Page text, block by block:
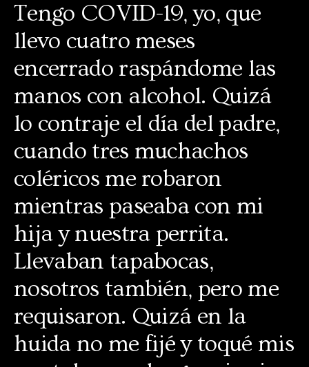
Tengo COVID-19, yo, que
llevo cuatro meses
encerrado raspándome las
manos con alcohol. Quizá
lo contraje el día del padre,
cuando tres muchachos
coléricos me robaron
mientras paseaba con mi
hija y nuestra perrita.
Llevaban tapabocas,
nosotros también, pero me
requisaron. Quizá en la
huida no me fijé y toqué mis